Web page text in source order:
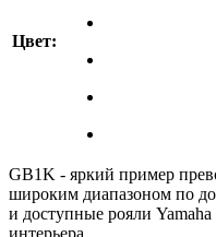
Цвет:
GB1K - яркий пример
широким диапазоном по
и доступные рояли
интерьера.